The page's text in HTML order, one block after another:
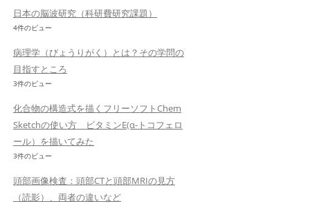
日本の脳波研究（科研費研究課題）
4件のビュー
病理学（びょうりがく）とは？その学問の
目指すところ
3件のビュー
化合物の構造式を描くフリーソフトChem
Sketchの使い方 ビタミンE(α-トコフェロ
ール）を描いてみた
3件のビュー
頭部画像検査：頭部CTと頭部MRIの見方
（読影）、両者の違いなど